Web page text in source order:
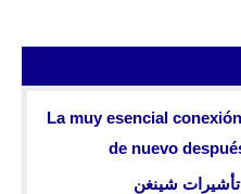
La muy esencial
de nuevo
شينغن